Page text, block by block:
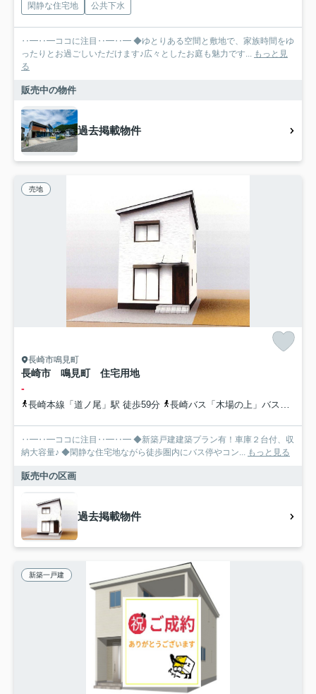
閑静な住宅地 公共下水
‥━‥━ココに注目‥━‥━ ◆ゆとりある空間と敷地で、家族時間をゆ
ったりとお過ごしいただけます♪広々としたお庭も魅力です... もっと見
る
販売中の物件
過去掲載物件
売地
長崎市鳴見町
長崎市 鳴見町 住宅用地
-
長崎本線「道ノ尾」駅 徒歩59分 長崎バス「木場の上」バス停下車 徒歩2分
‥━‥━ココに注目‥━‥━ ◆新築戸建建築プラン有！車庫２台付、収
納大容量♪ ◆閑静な住宅地ながら徒歩圏内にバス停やコン... もっと見る
販売中の区画
過去掲載物件
新築一戸建